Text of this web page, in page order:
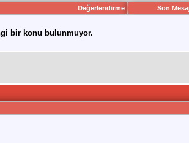
Değerlendirme Son
bir konu bulunmuyor.